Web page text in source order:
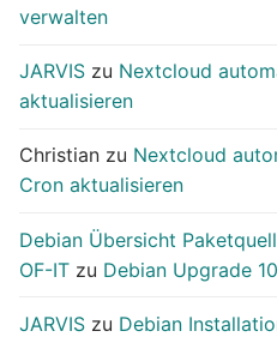
verwalten
JARVIS zu Nextcloud
aktualisieren
Christian zu Nextcloud
Cron aktualisieren
Debian Übersicht
OF-IT zu Debian Upgrade
JARVIS zu Debian